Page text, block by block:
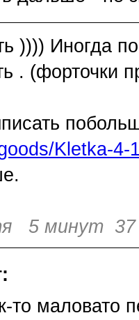
)))) Иногда
. (форточки
Kletka-
5 минут 37
то маловато